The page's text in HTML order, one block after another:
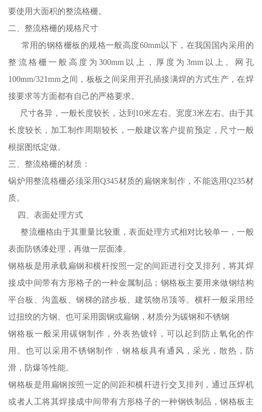
要使用大面积的整流格栅。
二、整流格栅的规格尺寸
常用的钢格栅板的规格一般高度60mm以下，在我国国内采用的
整流格栅一般高度为300mm以上，厚度为3mm以上。网孔
100mm/321mm之间，板板之间采用开孔插接满焊的方式生产，在焊
接要求等方面都有自己的严格要求。
尺寸各异，一般长度较长，达到10米左右。宽度3米左右。由于其
长度较长，加工制作周期较长，一般建议客户提前预定，尺寸一般
根据图纸定做。
三、整流格栅的材质：
锅炉用整流格栅必须采用Q345材质的扁钢来制作，不能选用Q235材
质。
四、表面处理方式
整流栅格由于其重量比较重，表面处理方式相对比较单一，一般
表面防锈漆处理，再做一层面漆。
钢格板是用承载扁钢和横杆按照一定的间距进行交叉排列，将其焊
接成中间带有方形格子的一种金属制品；钢格板主要用来做钢结构
平台板、沟盖板、钢梯的踏步板、建筑物吊顶等。横杆一般采用经
过扭绞的方钢、也可采用圆钢或扁钢，材质分为碳钢和不锈钢
钢格板一般采用碳钢制作，外表热镀锌，可以起到防止氧化的作
用。也可以采用不锈钢制作．钢格板具有通风，采光，散热，防
滑，防爆等性能。
钢格板是用扁钢按照一定的间距和横杆进行交叉排列，通过压焊机
或者人工将其焊接成中间带有方形格子的一种钢铁制品，钢格板主